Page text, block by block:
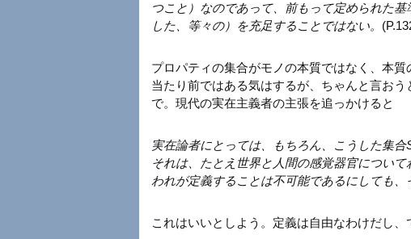
つこと）なのであって、前もって定められた
した、等々の）を充足することではない。
プロパティの集合がモノの本質ではなく、本
当たり前ではある気はするが、ちゃんと言お
で。現代の実在主義者の主張を追っかけると
実在論者にとっては、もちろん、こうした集
それは、たとえ世界と人間の感覚器官につい
われが定義することは不可能であるにしても、
これはいいとしよう。定義は自由なわけだし、